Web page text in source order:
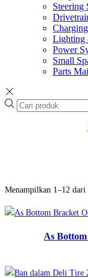
Steering
Lighting
Power
Small
Parts
Menampilkan 1–12 dari
As